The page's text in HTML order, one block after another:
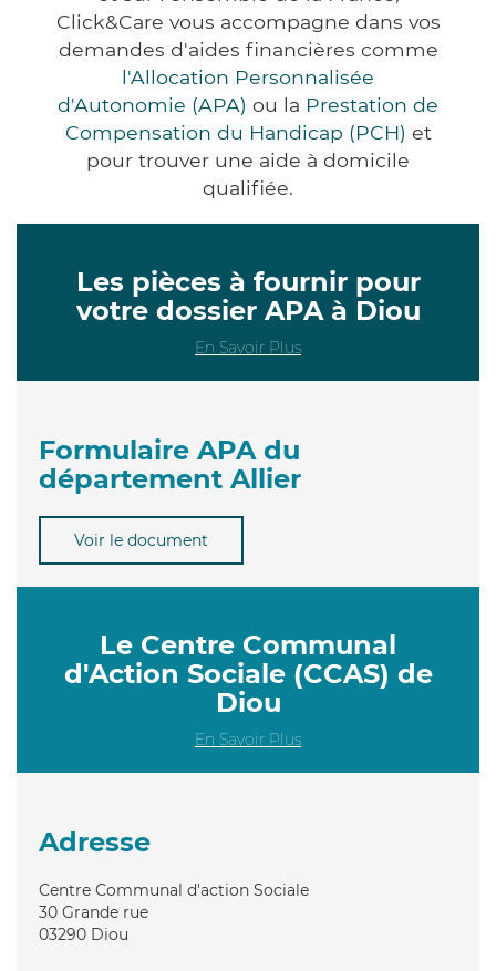
Click&Care vous accompagne dans vos
demandes d'aides financières comme
l'Allocation Personnalisée
d'Autonomie (APA) ou la Prestation de
Compensation du Handicap (PCH) et
pour trouver une aide à domicile
qualifiée.
Les pièces à fournir pour
votre dossier APA à Diou
En Savoir Plus
Formulaire APA du
département Allier
Voir le document
Le Centre Communal
d'Action Sociale (CCAS) de
Diou
En Savoir Plus
Adresse
Centre Communal d'action Sociale
30 Grande rue
03290 Diou